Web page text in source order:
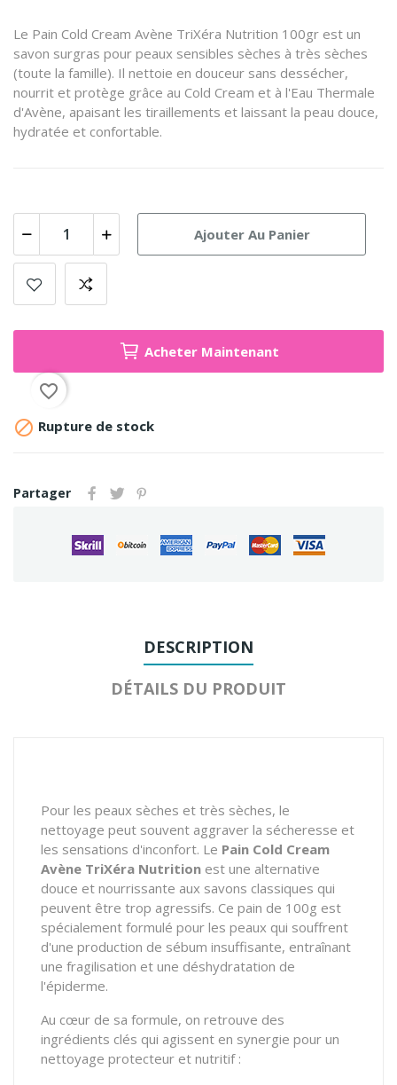
Le Pain Cold Cream Avène TriXéra Nutrition 100gr est un
savon surgras pour peaux sensibles sèches à très sèches
(toute la famille). Il nettoie en douceur sans dessécher,
nourrit et protège grâce au Cold Cream et à l'Eau Thermale
d'Avène, apaisant les tiraillements et laissant la peau douce,
hydratée et confortable.
Ajouter Au Panier
Acheter Maintenant
favorite_border
 Rupture de stock
Partager
DESCRIPTION
DÉTAILS DU PRODUIT
Pour les peaux sèches et très sèches, le
nettoyage peut souvent aggraver la sécheresse et
les sensations d'inconfort. Le Pain Cold Cream
Avène TriXéra Nutrition est une alternative
douce et nourrissante aux savons classiques qui
peuvent être trop agressifs. Ce pain de 100g est
spécialement formulé pour les peaux qui souffrent
d'une production de sébum insuffisante, entraînant
une fragilisation et une déshydratation de
l'épiderme.
Au cœur de sa formule, on retrouve des
ingrédients clés qui agissent en synergie pour un
nettoyage protecteur et nutritif :